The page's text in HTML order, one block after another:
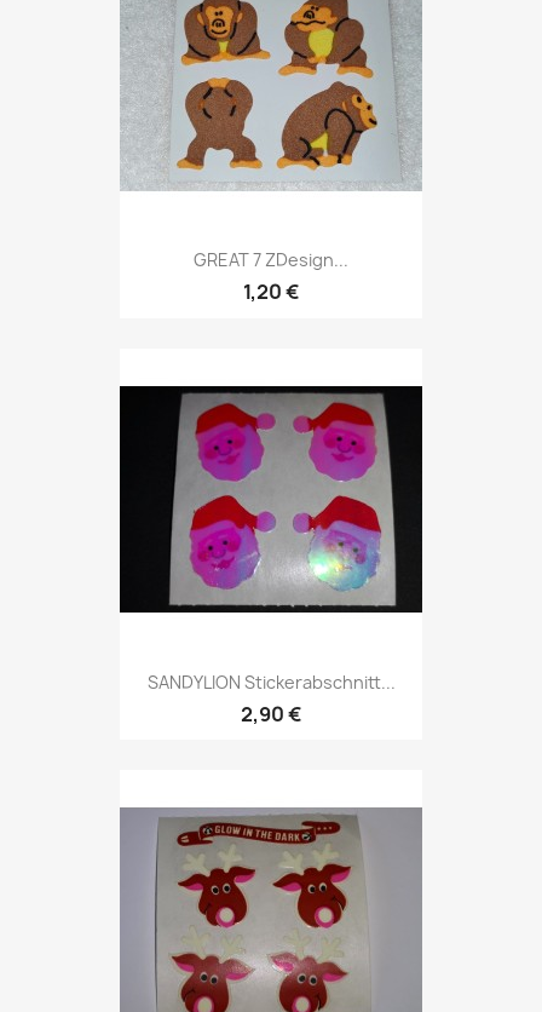
GREAT 7 ZDesign...
1,20 €
SANDYLION Stickerabschnitt...
2,90 €